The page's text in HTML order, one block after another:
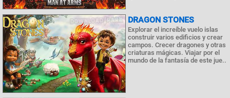
DRAGON STONES
Explorar el increíble vuelo islas
construir varios edificios y crear
campos. Crecer dragones y otras
criaturas mágicas. Viajar por el
mundo de la fantasía de este jue..